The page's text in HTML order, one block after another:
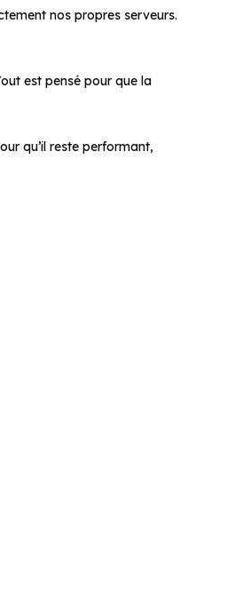
nos propres serveurs.
est pensé pour que la
qu’il reste performant,